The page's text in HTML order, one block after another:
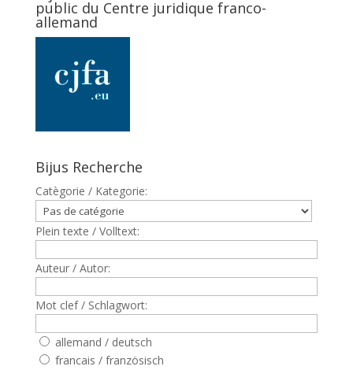
public du Centre juridique franco-
allemand
Bijus Recherche
Catègorie / Kategorie:
Plein texte / Volltext:
Auteur / Autor:
Mot clef / Schlagwort:
allemand / deutsch
francais / französisch